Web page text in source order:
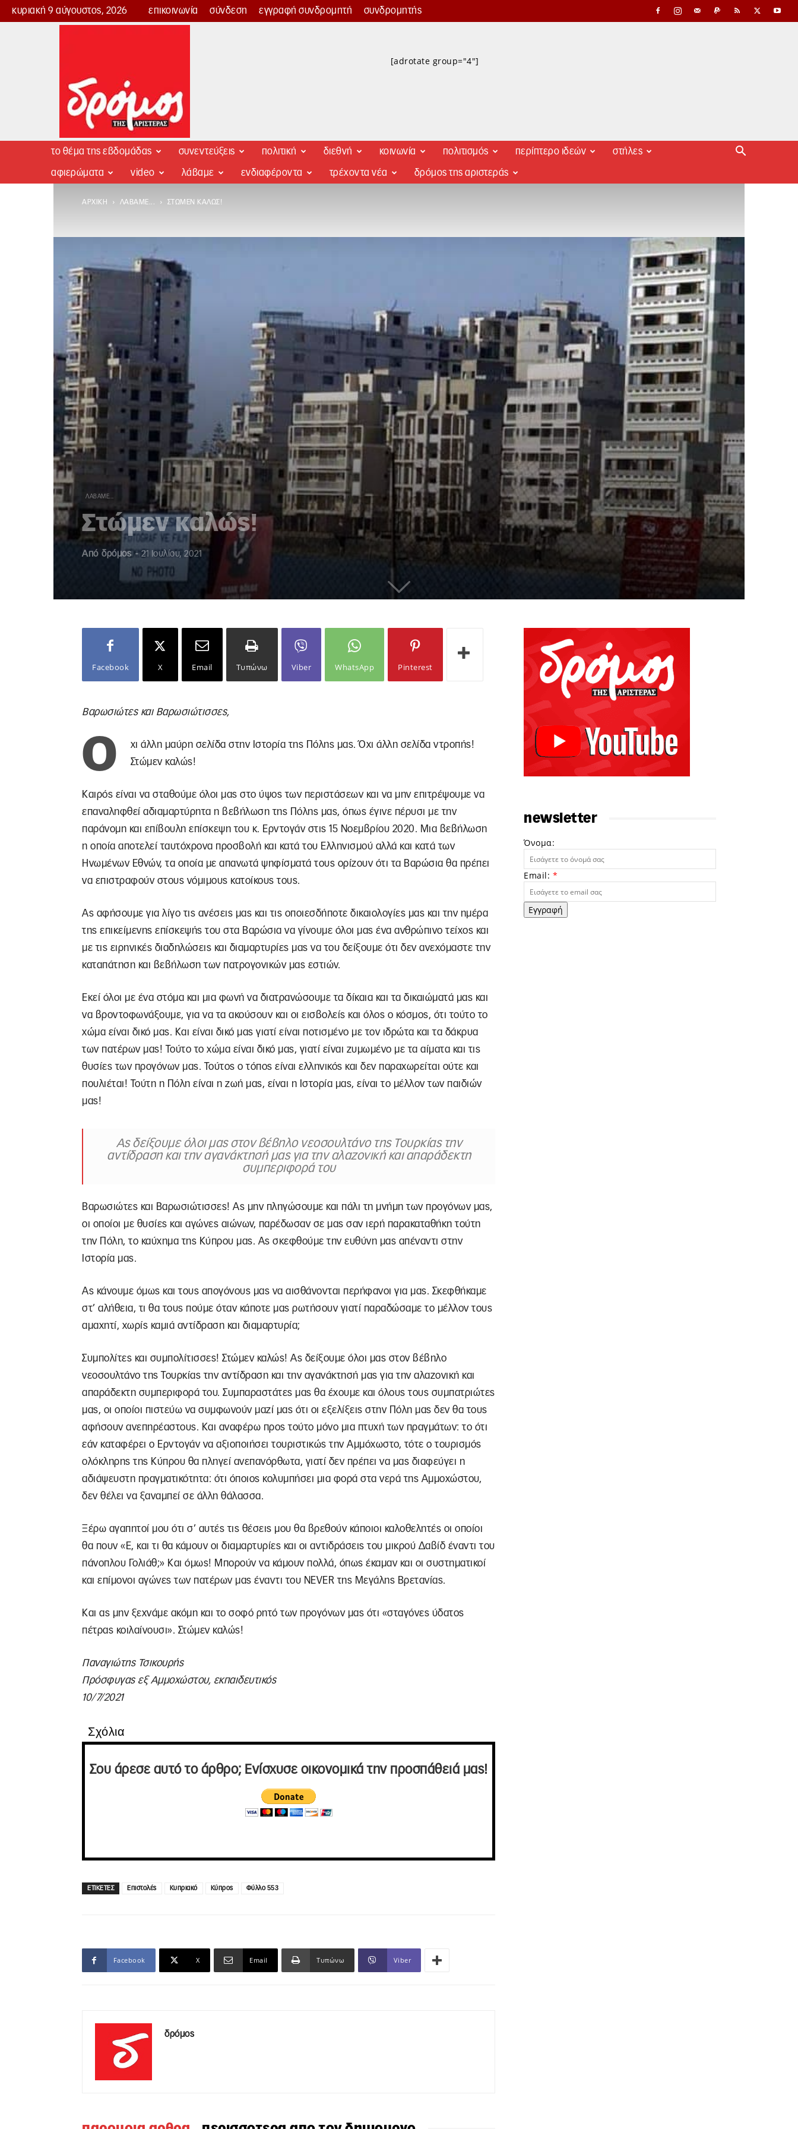
κυριακή 9 αύγουστος, 2026 επικοινωνία σύνδεση εγγραφή συνδρομητή συνδρομητής
Δρόμος
[adrotate group="4"]
το θέμα της εβδομάδας συνεντεύξεις πολιτική διεθνή κοινωνία πολιτισμός περίπτερο ιδεών στήλες
αφιερώματα video λάβαμε ενδιαφέροντα τρέχοντα νέα δρόμος της αριστεράς
ΑΡΧΙΚΉ ΛΆΒΑΜΕ... ΣΤΏΜΕΝ ΚΑΛΏΣ!
ΛΆΒΑΜΕ...
Στώμεν καλώς!
Από δρόμος - 21 Ιουλίου, 2021
Facebook X Email Τυπώνω Viber WhatsApp Pinterest
Βαρωσιώτες και Βαρωσιώτισσες,
Ό
χι άλλη μαύρη σελίδα στην Ιστορία της Πόλης μας. Όχι άλλη σελίδα ντροπής!
Στώμεν καλώς!
Καιρός είναι να σταθούμε όλοι μας στο ύψος των περιστάσεων και να μην επιτρέψουμε να
επαναληφθεί αδιαμαρτύρητα η βεβήλωση της Πόλης μας, όπως έγινε πέρυσι με την
παράνομη και επίβουλη επίσκεψη του κ. Ερντογάν στις 15 Νοεμβρίου 2020. Μια βεβήλωση
η οποία αποτελεί ταυτόχρονα προσβολή και κατά του Ελληνισμού αλλά και κατά των
Ηνωμένων Εθνών, τα οποία με απανωτά ψηφίσματά τους ορίζουν ότι τα Βαρώσια θα πρέπει
να επιστραφούν στους νόμιμους κατοίκους τους.
Ας αφήσουμε για λίγο τις ανέσεις μας και τις οποιεσδήποτε δικαιολογίες μας και την ημέρα
της επικείμενης επίσκεψής του στα Βαρώσια να γίνουμε όλοι μας ένα ανθρώπινο τείχος και
με τις ειρηνικές διαδηλώσεις και διαμαρτυρίες μας να του δείξουμε ότι δεν ανεχόμαστε την
καταπάτηση και βεβήλωση των πατρογονικών μας εστιών.
Εκεί όλοι με ένα στόμα και μια φωνή να διατρανώσουμε τα δίκαια και τα δικαιώματά μας και
να βροντοφωνάξουμε, για να τα ακούσουν και οι εισβολείς και όλος ο κόσμος, ότι τούτο το
χώμα είναι δικό μας. Και είναι δικό μας γιατί είναι ποτισμένο με τον ιδρώτα και τα δάκρυα
των πατέρων μας! Τούτο το χώμα είναι δικό μας, γιατί είναι ζυμωμένο με τα αίματα και τις
θυσίες των προγόνων μας. Τούτος ο τόπος είναι ελληνικός και δεν παραχωρείται ούτε και
πουλιέται! Τούτη η Πόλη είναι η ζωή μας, είναι η Ιστορία μας, είναι το μέλλον των παιδιών
μας!
Ας δείξουμε όλοι μας στον βέβηλο νεοσουλτάνο της Τουρκίας την
αντίδραση και την αγανάκτησή μας για την αλαζονική και απαράδεκτη
συμπεριφορά του
Βαρωσιώτες και Βαρωσιώτισσες! Ας μην πληγώσουμε και πάλι τη μνήμη των προγόνων μας,
οι οποίοι με θυσίες και αγώνες αιώνων, παρέδωσαν σε μας σαν ιερή παρακαταθήκη τούτη
την Πόλη, το καύχημα της Κύπρου μας. Ας σκεφθούμε την ευθύνη μας απέναντι στην
Ιστορία μας.
Ας κάνουμε όμως και τους απογόνους μας να αισθάνονται περήφανοι για μας. Σκεφθήκαμε
στ’ αλήθεια, τι θα τους πούμε όταν κάποτε μας ρωτήσουν γιατί παραδώσαμε το μέλλον τους
αμαχητί, χωρίς καμιά αντίδραση και διαμαρτυρία;
Συμπολίτες και συμπολίτισσες! Στώμεν καλώς! Ας δείξουμε όλοι μας στον βέβηλο
νεοσουλτάνο της Τουρκίας την αντίδραση και την αγανάκτησή μας για την αλαζονική και
απαράδεκτη συμπεριφορά του. Συμπαραστάτες μας θα έχουμε και όλους τους συμπατριώτες
μας, οι οποίοι πιστεύω να συμφωνούν μαζί μας ότι οι εξελίξεις στην Πόλη μας δεν θα τους
αφήσουν ανεπηρέαστους. Και αναφέρω προς τούτο μόνο μια πτυχή των πραγμάτων: το ότι
εάν καταφέρει ο Ερντογάν να αξιοποιήσει τουριστικώς την Αμμόχωστο, τότε ο τουρισμός
ολόκληρης της Κύπρου θα πληγεί ανεπανόρθωτα, γιατί δεν πρέπει να μας διαφεύγει η
αδιάψευστη πραγματικότητα: ότι όποιος κολυμπήσει μια φορά στα νερά της Αμμοχώστου,
δεν θέλει να ξαναμπεί σε άλλη θάλασσα.
Ξέρω αγαπητοί μου ότι σ’ αυτές τις θέσεις μου θα βρεθούν κάποιοι καλοθελητές οι οποίοι
θα πουν «Ε, και τι θα κάμουν οι διαμαρτυρίες και οι αντιδράσεις του μικρού Δαβίδ έναντι του
πάνοπλου Γολιάθ;» Και όμως! Μπορούν να κάμουν πολλά, όπως έκαμαν και οι συστηματικοί
και επίμονοι αγώνες των πατέρων μας έναντι του NEVER της Μεγάλης Βρετανίας.
Και ας μην ξεχνάμε ακόμη και το σοφό ρητό των προγόνων μας ότι «σταγόνες ύδατος
πέτρας κοιλαίνουσι». Στώμεν καλώς!
Παναγιώτης Τσικουρής
Πρόσφυγας εξ Αμμοχώστου, εκπαιδευτικός
10/7/2021
Σχόλια
Σου άρεσε αυτό το άρθρο; Ενίσχυσε οικονομικά την προσπάθειά μας!
ΕΤΙΚΕΤΕΣ Επιστολές Κυπριακό Κύπρος Φύλλο 553
Facebook X Email Τυπώνω Viber
δρόμος
newsletter
Όνομα:
Email: *
Εγγραφή